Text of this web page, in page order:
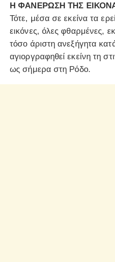
Η ΦΑΝΕΡΩΣΗ ΤΗΣ
Τότε, μέσα σε εκείνα τα
εικόνες, όλες φθαρμένες,
τόσο άριστη ανεξήγητα
αγιοργραφηθεί εκείνη τη
ως σήμερα στη Ρόδο.